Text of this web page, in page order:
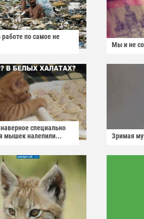
работе по самое не
Мы и не
специально
мышек налепили...
Зримая